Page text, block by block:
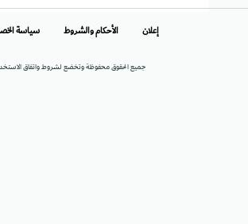
جميع الحقوق محفوظة وتخضع لشروط واتفاق
إعلان الأحكام والشروط سياسة